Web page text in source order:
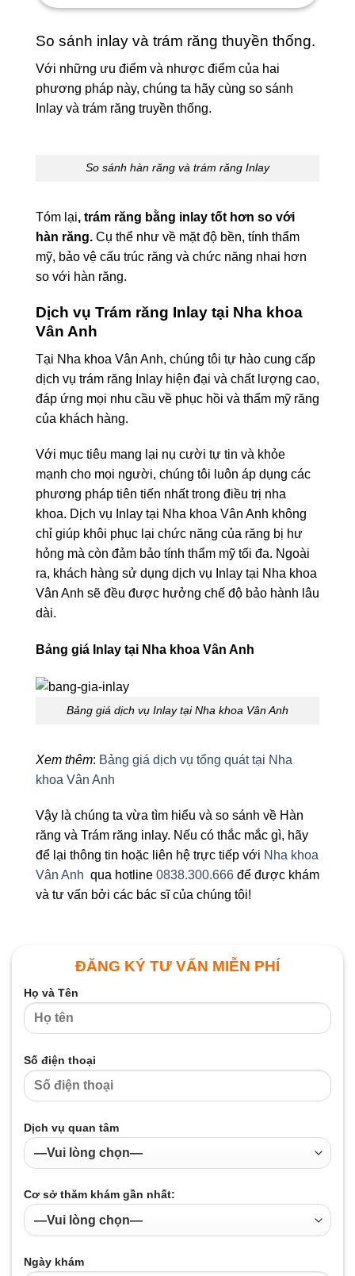
So sánh inlay và trám răng thuyền thống.
Với những ưu điểm và nhược điểm của hai
phương pháp này, chúng ta hãy cùng so sánh
Inlay và trám răng truyền thống.
So sánh hàn răng và trám răng Inlay
Tóm lại, trám răng bằng inlay tốt hơn so với
hàn răng. Cụ thể như về mặt độ bền, tính thẩm
mỹ, bảo vệ cấu trúc răng và chức năng nhai hơn
so với hàn răng.
Dịch vụ Trám răng Inlay tại Nha khoa
Vân Anh
Tại Nha khoa Vân Anh, chúng tôi tự hào cung cấp
dịch vụ trám răng Inlay hiện đại và chất lượng cao,
đáp ứng mọi nhu cầu về phục hồi và thẩm mỹ răng
của khách hàng.
Với mục tiêu mang lại nụ cười tự tin và khỏe
mạnh cho mọi người, chúng tôi luôn áp dụng các
phương pháp tiên tiến nhất trong điều trị nha
khoa. Dịch vụ Inlay tại Nha khoa Vân Anh không
chỉ giúp khôi phục lại chức năng của răng bị hư
hỏng mà còn đảm bảo tính thẩm mỹ tối đa. Ngoài
ra, khách hàng sử dụng dịch vụ Inlay tại Nha khoa
Vân Anh sẽ đều được hưởng chế độ bảo hành lâu
dài.
Bảng giá Inlay tại Nha khoa Vân Anh
Bảng giá dịch vụ Inlay tại Nha khoa Vân Anh
Xem thêm: Bảng giá dịch vụ tổng quát tại Nha
khoa Vân Anh
Vậy là chúng ta vừa tìm hiểu và so sánh về Hàn
răng và Trám răng inlay. Nếu có thắc mắc gì, hãy
để lại thông tin hoặc liên hệ trực tiếp với Nha khoa
Vân Anh qua hotline 0838.300.666 để được khám
và tư vấn bởi các bác sĩ của chúng tôi!
ĐĂNG KÝ TƯ VẤN MIỄN PHÍ
Họ và Tên
Số điện thoại
Dịch vụ quan tâm
Cơ sở thăm khám gần nhất:
Ngày khám